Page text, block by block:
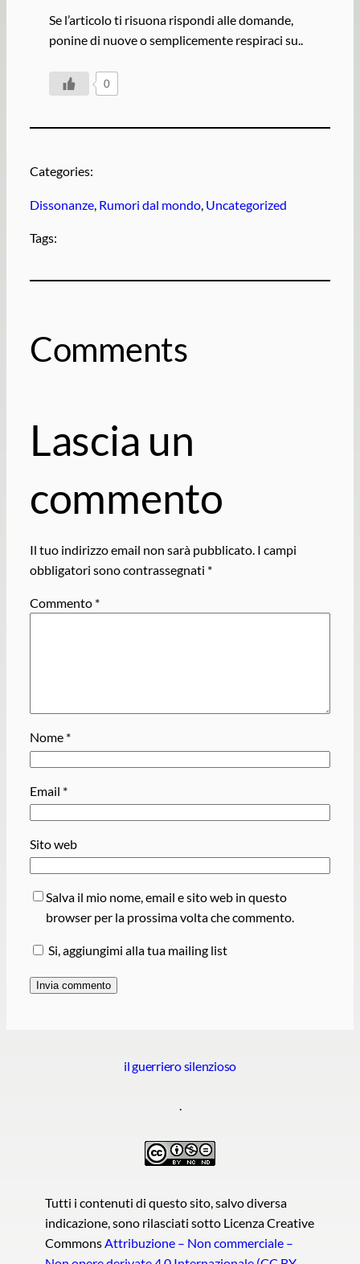
Se l’articolo ti risuona rispondi alle domande,
ponine di nuove o semplicemente respiraci su..
0
Categories:
Dissonanze, Rumori dal mondo, Uncategorized
Tags:
Comments
Lascia un
commento
Il tuo indirizzo email non sarà pubblicato. I campi
obbligatori sono contrassegnati *
Commento *
Nome *
Email *
Sito web
Salva il mio nome, email e sito web in questo
browser per la prossima volta che commento.
Si, aggiungimi alla tua mailing list
il guerriero silenzioso
Tutti i contenuti di questo sito, salvo diversa
indicazione, sono rilasciati sotto Licenza Creative
Commons Attribuzione – Non commerciale –